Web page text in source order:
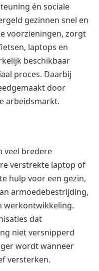
én sociale
gezinnen snel en
voorzieningen, zorgt
laptops en
beschikbaar
proces. Daarbij
door
arbeidsmarkt.
veel bredere
verstrekte laptop of
hulp voor een gezin,
armoedebestrijding,
werkontwikkeling.
dat
niet versnipperd
wordt wanneer
versterken.